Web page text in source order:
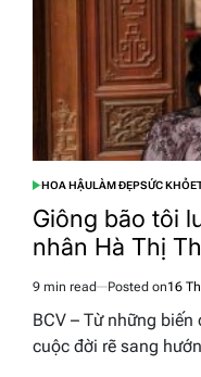
POSTED
IN
HOA HẬULÀM ĐẸPSỨC KHỎE
Giông bão tôi
nhân Hà Thị
Estimated
read
9 min read Posted on16
BCV – Từ những
cuộc đời rẽ sang